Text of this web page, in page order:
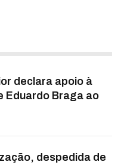
declara apoio à
Eduardo Braga ao
despedida de